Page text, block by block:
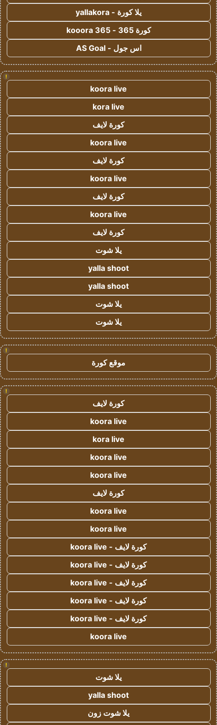
يلا كورة - yallakora
كورة 365 - kooora 365
اس جول - AS Goal
!
koora live
kora live
كورة لايف
koora live
كورة لايف
koora live
كورة لايف
koora live
كورة لايف
يلا شوت
yalla shoot
yalla shoot
يلا شوت
يلا شوت
!
موقع كورة
!
كورة لايف
koora live
kora live
koora live
koora live
كورة لايف
koora live
koora live
كورة لايف - koora live
كورة لايف - koora live
كورة لايف - koora live
كورة لايف - koora live
كورة لايف - koora live
koora live
!
يلا شوت
yalla shoot
يلا شوت زون